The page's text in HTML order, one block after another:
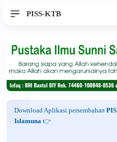
PISS-KTB
Download Aplikasi persembahan
Islamuna 👉